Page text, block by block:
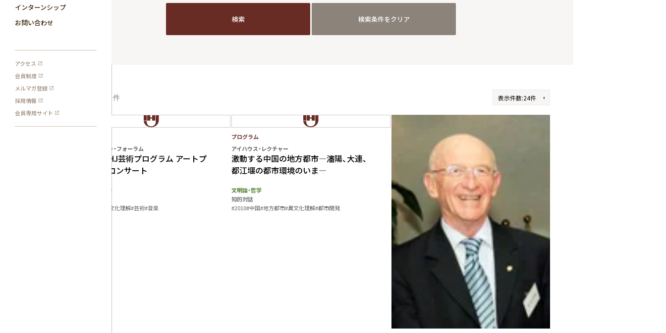
インターンシップ
お問い合わせ
アクセス
会員制度
メルマガ登録
採用情報
会員専用サイト
検索
検索条件をクリア
件
IHJアーティスト・フォーラム
2010年度IHJ芸術プログラム アートプ
ログラム・コンサート
アート・デザイン
#異文化理解#芸術#音楽
プログラム
アイハウス・レクチャー
激動する中国の地方都市―瀋陽、大連、
都江堰の都市環境のいま―
文明論・哲学
知的対話
#2010#中国#地方都市#異文化理解#都市開発